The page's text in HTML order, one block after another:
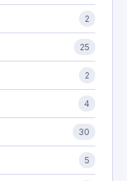
2
25
2
4
30
5